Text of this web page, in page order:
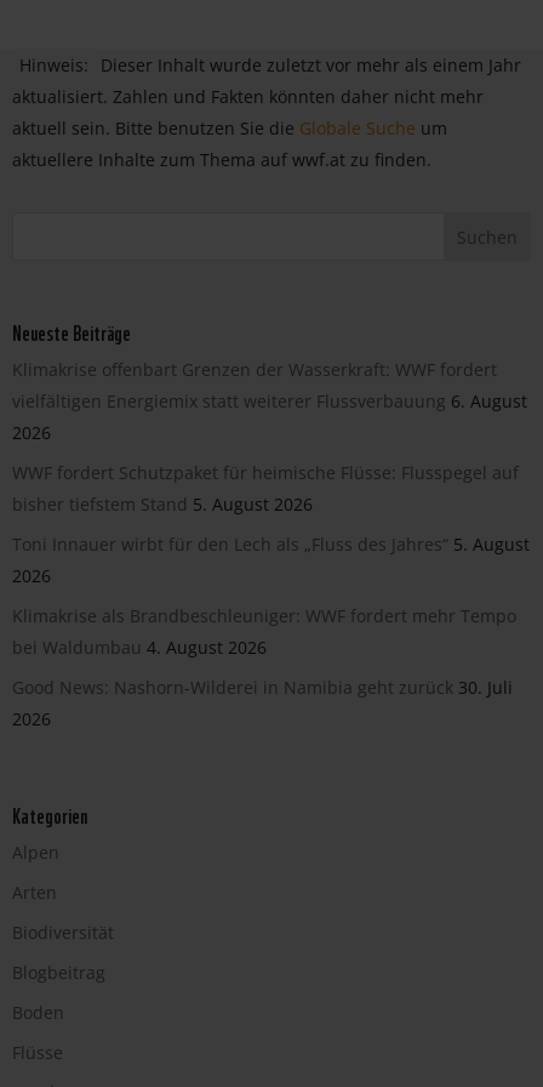
Hinweis:
Dieser Inhalt wurde zuletzt vor mehr als einem Jahr
aktualisiert. Zahlen und Fakten könnten daher nicht mehr
aktuell sein. Bitte benutzen Sie die Globale Suche um
aktuellere Inhalte zum Thema auf wwf.at zu finden.
Neueste Beiträge
Klimakrise offenbart Grenzen der Wasserkraft: WWF fordert
vielfältigen Energiemix statt weiterer Flussverbauung 6. August
2026
WWF fordert Schutzpaket für heimische Flüsse: Flusspegel auf
bisher tiefstem Stand 5. August 2026
Toni Innauer wirbt für den Lech als „Fluss des Jahres“ 5. August
2026
Klimakrise als Brandbeschleuniger: WWF fordert mehr Tempo
bei Waldumbau 4. August 2026
Good News: Nashorn-Wilderei in Namibia geht zurück 30. Juli
2026
Kategorien
Alpen
Arten
Biodiversität
Blogbeitrag
Boden
Flüsse